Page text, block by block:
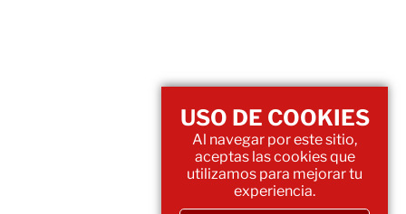
USO DE COOKIES
Al navegar por este sitio,
aceptas las cookies que
utilizamos para mejorar tu
experiencia.